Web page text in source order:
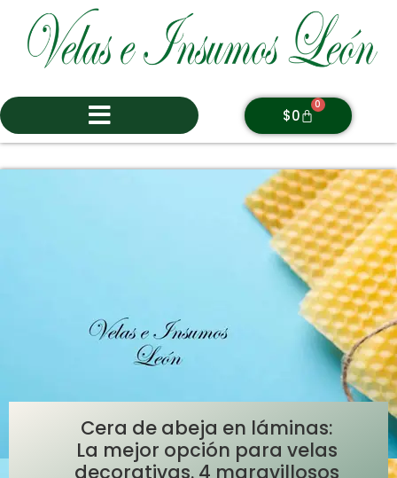
$0
0
Cera de abeja en láminas:
La mejor opción para velas
decorativas. 4 maravillosos